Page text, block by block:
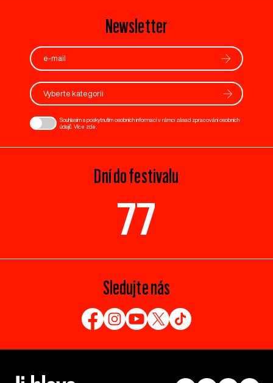
Newsletter
Vyberte kategorii
Souhlasím s poskytnutím osobních informací v rámci zásad zpracování osobních
údajů. Více zde
Dní do festivalu
77
Sledujte nás